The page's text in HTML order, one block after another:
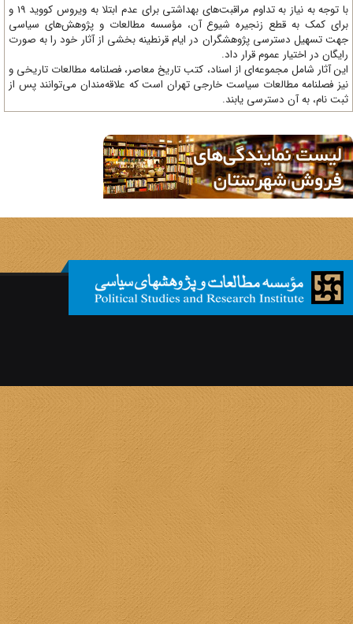
با توجه به نیاز به تداوم مراقبت‌های بهداشتی برای عدم ابتلا به ویروس کووید 19 و
کمک به قطع زنجیره شیوع آن، مؤسسه مطالعات و پژوهش‌های سیاسی
تسهیل دسترسی پژوهشگران در ایام قرنطینه بخشی از آثار خود را به صورت
در اختیار عموم قرار داد.
آثار شامل مجموعه‌ای از اسناد، کتب تاریخ معاصر، فصلنامه‌ مطالعات تاریخی و
فصلنامه مطالعات سیاست خارجی تهران است که علاقه‌مندان می‌توانند پس از
نام، به آن دسترسی یابند.